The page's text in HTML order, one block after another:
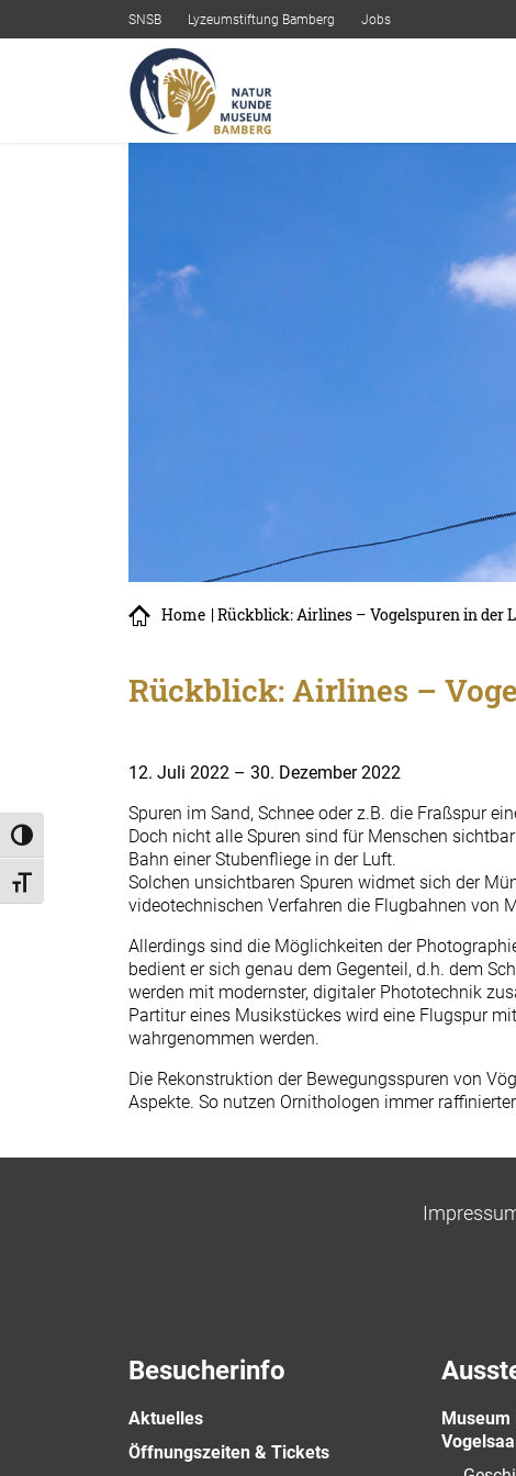
Umschalten auf hohe Kontraste
Schrift vergrößern
SNSB Lyzeumstiftung Bamberg Jobs
Home | Rückblick: Airlines – Vogelspuren in der
Rückblick: Airlines –
12. Juli 2022 – 30. Dezember 2022
Spuren im Sand, Schnee oder z.B. die Fraßspur
Doch nicht alle Spuren sind für Menschen
Bahn einer Stubenfliege in der Luft.
Solchen unsichtbaren Spuren widmet sich der
videotechnischen Verfahren die Flugbahnen von
Allerdings sind die Möglichkeiten der
bedient er sich genau dem Gegenteil, d.h. dem
werden mit modernster, digitaler Phototechnik
Partitur eines Musikstückes wird eine Flugspur
wahrgenommen werden.
Die Rekonstruktion der Bewegungsspuren von
Aspekte. So nutzen Ornithologen immer
Besucherinfo
Aktuelles
Öffnungszeiten & Tickets
Museum